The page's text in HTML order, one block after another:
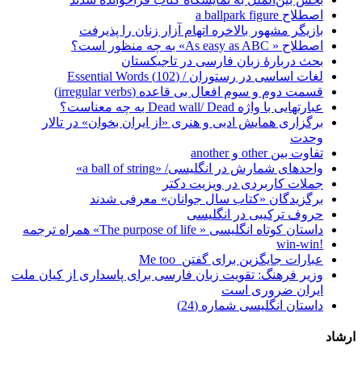
اصطلاح a ballpark figure
بازیگر مشهور بالاخره اتهام آزار زنان را پذیرفت
اصطلاح « As easy as ABC» به چه منظور است؟
بحث دربارۀ زبان فارسی در تاجیکستان
لغات اساسی در رستوران / (102) Essential Words
قسمت دوم و سوم افعال بی قاعده (irregular verbs)
عبارتهایی با واژه Dead wall/ Dead به چه معناست؟
برگزاری همایش ادبی و هنری «از ایران بخوان» در تالار
وحدت
تفاوت بین other و another
واحدهای شمارش در انگلیسی/ «a ball of string»
جملات کاربردی در ویزیت دکتر
برگزیدگان «کتاب سال جوانان» معرفی شدند
حروف ترکیبی در انگلیسی
داستان کوتاه انگلیسی « The purpose of life» همراه ترجمه
!win-win
عبارات جایگزین برای گفتن Me too
وزیر فرهنگ: تقویت زبان فارسی برای پاسداری از کیان ملت
ایران ضروری است
داستان انگلیسی شماره (24)
ارشاد